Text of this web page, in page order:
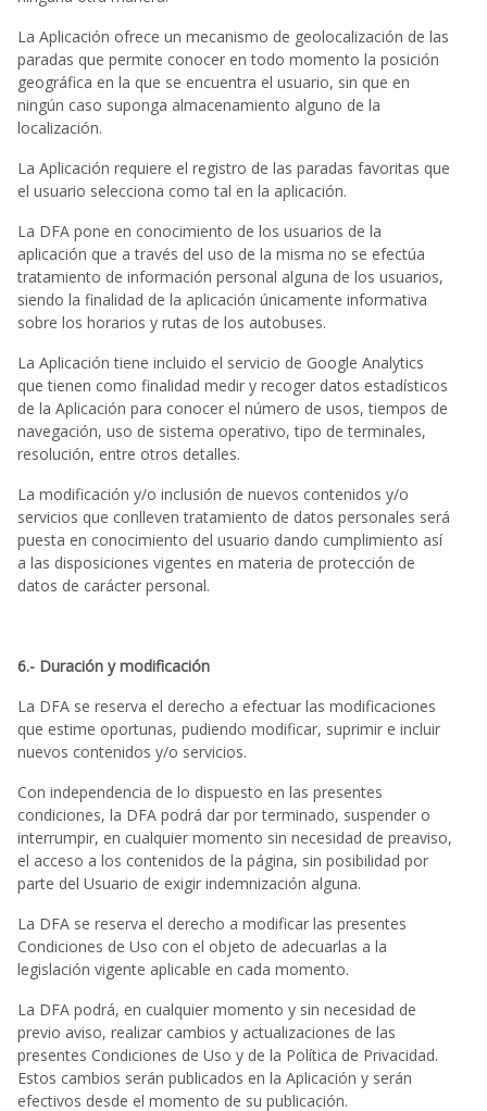
La Aplicación ofrece un mecanismo de geolocalización de las
paradas que permite conocer en todo momento la posición
geográfica en la que se encuentra el usuario, sin que en
ningún caso suponga almacenamiento alguno de la
localización.
La Aplicación requiere el registro de las paradas favoritas que
el usuario selecciona como tal en la aplicación.
La DFA pone en conocimiento de los usuarios de la
aplicación que a través del uso de la misma no se efectúa
tratamiento de información personal alguna de los usuarios,
siendo la finalidad de la aplicación únicamente informativa
sobre los horarios y rutas de los autobuses.
La Aplicación tiene incluido el servicio de Google Analytics
que tienen como finalidad medir y recoger datos estadísticos
de la Aplicación para conocer el número de usos, tiempos de
navegación, uso de sistema operativo, tipo de terminales,
resolución, entre otros detalles.
La modificación y/o inclusión de nuevos contenidos y/o
servicios que conlleven tratamiento de datos personales será
puesta en conocimiento del usuario dando cumplimiento así
a las disposiciones vigentes en materia de protección de
datos de carácter personal.
6.- Duración y modificación
La DFA se reserva el derecho a efectuar las modificaciones
que estime oportunas, pudiendo modificar, suprimir e incluir
nuevos contenidos y/o servicios.
Con independencia de lo dispuesto en las presentes
condiciones, la DFA podrá dar por terminado, suspender o
interrumpir, en cualquier momento sin necesidad de preaviso,
el acceso a los contenidos de la página, sin posibilidad por
parte del Usuario de exigir indemnización alguna.
La DFA se reserva el derecho a modificar las presentes
Condiciones de Uso con el objeto de adecuarlas a la
legislación vigente aplicable en cada momento.
La DFA podrá, en cualquier momento y sin necesidad de
previo aviso, realizar cambios y actualizaciones de las
presentes Condiciones de Uso y de la Política de Privacidad.
Estos cambios serán publicados en la Aplicación y serán
efectivos desde el momento de su publicación.